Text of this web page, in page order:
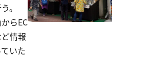
。
らEC
情報
いた